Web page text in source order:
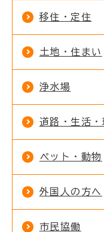
移住・定住
土地・住まい
浄水場
道路・生活・
ペット・動物
外国人の方へ
市民協働